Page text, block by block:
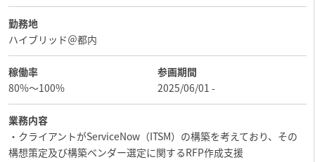
勤務地
ハイブリッド＠都内
稼働率
80%〜100%
参画期間
2025/06/01 -
業務内容
・クライアントがServiceNow（ITSM）の構築を考えており、その
構想策定及び構築ベンダー選定に関するRFP作成支援